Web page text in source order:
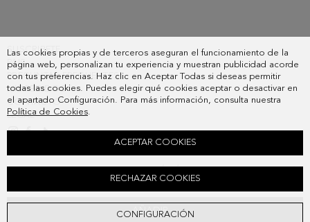
Las cookies propias y de terceros aseguran el funcionamiento de la
página web, personalizan tu experiencia y muestran publicidad acorde
con tus preferencias. Haz clic en Aceptar Todas si deseas permitir
todas las cookies. Puedes elegir qué cookies aceptar o desactivar en
el apartado Configuración. Para más información, consulta nuestra
Política de Cookies.
CONFIGURACIÓN
RECHAZAR COOKIES
ACEPTAR COOKIES
AÑADIR
SUSCRIBETE
PAIS
PREGUNTAS FRECUENTES
MIS PEDIDOS
CONTACTO
LEGAL